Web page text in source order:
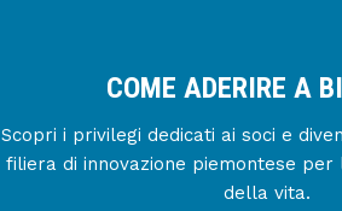
COME ADERIRE A
Scopri i privilegi dedicati ai soci e
filiera di innovazione piemontese per
della vita.